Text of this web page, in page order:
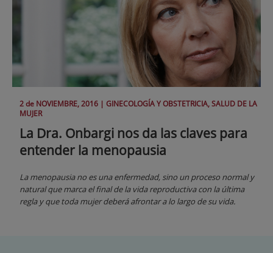
2 de NOVIEMBRE, 2016 | GINECOLOGÍA Y OBSTETRICIA, SALUD DE LA
MUJER
La Dra. Onbargi nos da las claves para
entender la menopausia
La menopausia no es una enfermedad, sino un proceso normal y
natural que marca el final de la vida reproductiva con la última
regla y que toda mujer deberá afrontar a lo largo de su vida.